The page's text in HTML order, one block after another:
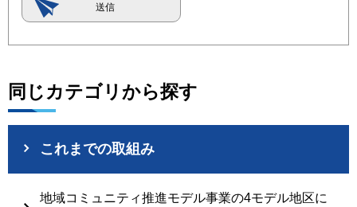
同じカテゴリから探す
これまでの取組み
地域コミュニティ推進モデル事業の4モデル地区に